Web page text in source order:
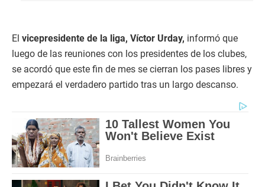
El vicepresidente de la liga, Víctor Urday, informó que
luego de las reuniones con los presidentes de los clubes,
se acordó que este fin de mes se cierran los pases libres y
empezará el verdadero partido tras un largo descanso.